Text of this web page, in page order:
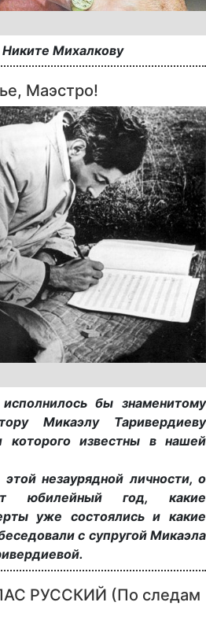
Михалкову
Маэстро!
бы знаменитому
Микаэлу Таривердиеву
которого известны в нашей
незаурядной личности, о
юбилейный год, какие
уже состоялись и какие
с супругой Микаэла
РУССКИЙ (По следам